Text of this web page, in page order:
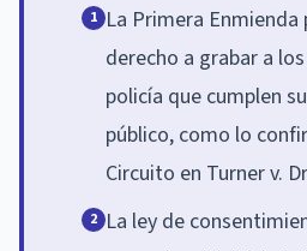
1 La Primera
derecho a grabar a
policía que cumplen
público, como lo
Circuito en Turner v.
2 La ley de